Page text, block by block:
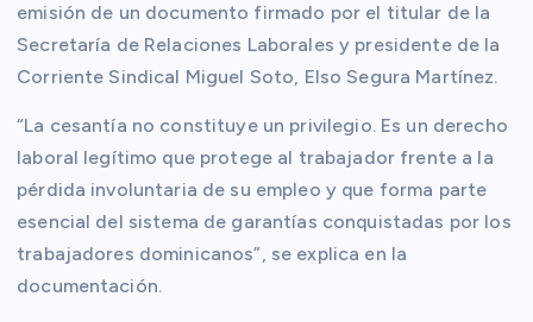
emisión de un documento firmado por el titular de la
Secretaría de Relaciones Laborales y presidente de la
Corriente Sindical Miguel Soto, Elso Segura Martínez.
“La cesantía no constituye un privilegio. Es un derecho
laboral legítimo que protege al trabajador frente a la
pérdida involuntaria de su empleo y que forma parte
esencial del sistema de garantías conquistadas por los
trabajadores dominicanos”, se explica en la
documentación.